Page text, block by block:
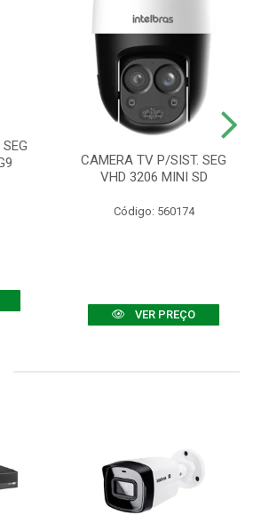
CAMERA TV P/SIST. SEG
VHD 3206 MINI SD
Código: 560174
VER PREÇO